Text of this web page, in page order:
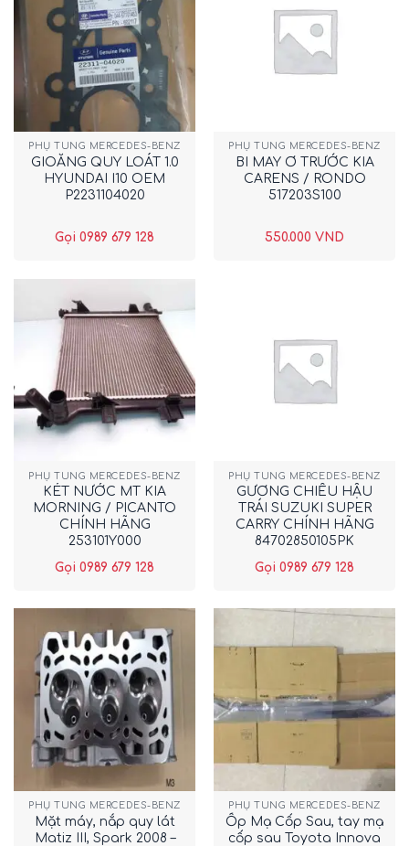
PHỤ TÙNG MERCEDES-BENZ
GIOĂNG QUY LOÁT 1.0
HYUNDAI I10 OEM
P2231104020
Gọi 0989 679 128
PHỤ TÙNG MERCEDES-BENZ
BI MAY Ơ TRƯỚC KIA
CARENS / RONDO
517203S100
550.000 VND
PHỤ TÙNG MERCEDES-BENZ
KÉT NƯỚC MT KIA
MORNING / PICANTO
CHÍNH HÃNG
253101Y000
Gọi 0989 679 128
PHỤ TÙNG MERCEDES-BENZ
GƯƠNG CHIẾU HẬU
TRÁI SUZUKI SUPER
CARRY CHÍNH HÃNG
84702850105PK
Gọi 0989 679 128
PHỤ TÙNG MERCEDES-BENZ
Mặt máy, nắp quy lát
Matiz III, Spark 2008 –
PHỤ TÙNG MERCEDES-BENZ
Ốp Mạ Cốp Sau, tay mạ
cốp sau Toyota Innova